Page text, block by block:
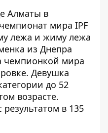
Алматы в
чемпионат мира IPF
лежа и жиму лежа
из Днепра
чемпионкой мира
Девушка
до 52
возрасте.
в 135